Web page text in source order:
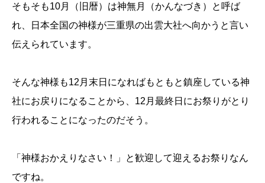
そもそも10月（旧暦）は神無月（かんなづき）と呼ば
れ、日本全国の神様が三重県の出雲大社へ向かうと言い
伝えられています。
そんな神様も12月末日になればもともと鎮座している神
社にお戻りになることから、12月最終日にお祭りがとり
行われることになったのだそう。
「神様おかえりなさい！」と歓迎して迎えるお祭りなん
ですね。